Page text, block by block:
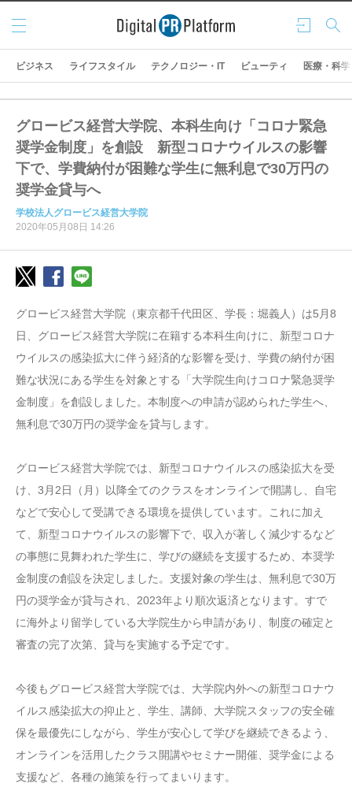
ログ
イン
検索
メニ
ュー
ビジネス ライフスタイル テクノロジー・IT ビューティ 医療・科学
グロービス経営大学院、本科生向け「コロナ緊急
奨学金制度」を創設 新型コロナウイルスの影響
下で、学費納付が困難な学生に無利息で30万円の
奨学金貸与へ
学校法人グロービス経営大学院
2020年05月08日 14:26
グロービス経営大学院（東京都千代田区、学長：堀義人）は5月8
日、グロービス経営大学院に在籍する本科生向けに、新型コロナ
ウイルスの感染拡大に伴う経済的な影響を受け、学費の納付が困
難な状況にある学生を対象とする「大学院生向けコロナ緊急奨学
金制度」を創設しました。本制度への申請が認められた学生へ、
無利息で30万円の奨学金を貸与します。
グロービス経営大学院では、新型コロナウイルスの感染拡大を受
け、3月2日（月）以降全てのクラスをオンラインで開講し、自宅
などで安心して受講できる環境を提供しています。これに加え
て、新型コロナウイルスの影響下で、収入が著しく減少するなど
の事態に見舞われた学生に、学びの継続を支援するため、本奨学
金制度の創設を決定しました。支援対象の学生は、無利息で30万
円の奨学金が貸与され、2023年より順次返済となります。すで
に海外より留学している大学院生から申請があり、制度の確定と
審査の完了次第、貸与を実施する予定です。
今後もグロービス経営大学院では、大学院内外への新型コロナウ
イルス感染拡大の抑止と、学生、講師、大学院スタッフの安全確
保を最優先にしながら、学生が安心して学びを継続できるよう、
オンラインを活用したクラス開講やセミナー開催、奨学金による
支援など、各種の施策を行ってまいります。